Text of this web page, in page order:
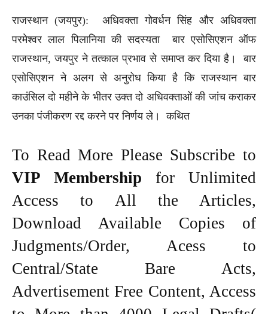
राजस्थान (जयपुर): अधिवक्ता गोवर्धन सिंह और अधिवक्ता
परमेश्वर लाल पिलानिया की सदस्यता बार एसोसिएशन ऑफ
राजस्थान, जयपुर ने तत्काल प्रभाव से समाप्त कर दिया है। बार
एसोसिएशन ने अलग से अनुरोध किया है कि राजस्थान बार
काउंसिल दो महीने के भीतर उक्त दो अधिवक्ताओं की जांच कराकर
उनका पंजीकरण रद्द करने पर निर्णय ले। कथित
To Read More Please Subscribe to
VIP Membership for Unlimited
Access to All the Articles,
Download Available Copies of
Judgments/Order, Acess to
Central/State Bare Acts,
Advertisement Free Content, Access